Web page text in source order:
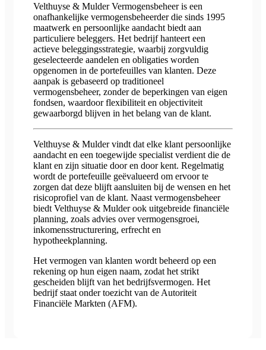
Velthuyse & Mulder Vermogensbeheer is een
onafhankelijke vermogensbeheerder die sinds 1995
maatwerk en persoonlijke aandacht biedt aan
particuliere beleggers. Het bedrijf hanteert een
actieve beleggingsstrategie, waarbij zorgvuldig
geselecteerde aandelen en obligaties worden
opgenomen in de portefeuilles van klanten. Deze
aanpak is gebaseerd op traditioneel
vermogensbeheer, zonder de beperkingen van eigen
fondsen, waardoor flexibiliteit en objectiviteit
gewaarborgd blijven in het belang van de klant.
Velthuyse & Mulder vindt dat elke klant persoonlijke
aandacht en een toegewijde specialist verdient die de
klant en zijn situatie door en door kent. Regelmatig
wordt de portefeuille geëvalueerd om ervoor te
zorgen dat deze blijft aansluiten bij de wensen en het
risicoprofiel van de klant. Naast vermogensbeheer
biedt Velthuyse & Mulder ook uitgebreide financiële
planning, zoals advies over vermogensgroei,
inkomensstructurering, erfrecht en
hypotheekplanning.
Het vermogen van klanten wordt beheerd op een
rekening op hun eigen naam, zodat het strikt
gescheiden blijft van het bedrijfsvermogen. Het
bedrijf staat onder toezicht van de Autoriteit
Financiële Markten (AFM).